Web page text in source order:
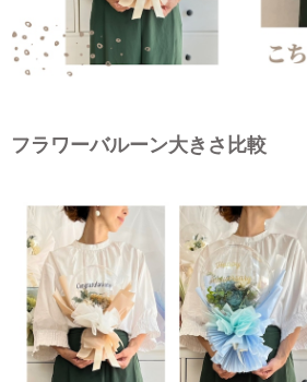
フラワーバルーン大きさ比較